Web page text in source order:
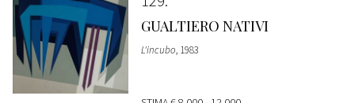
GUALTIERO NATIVI
L'incubo, 1983